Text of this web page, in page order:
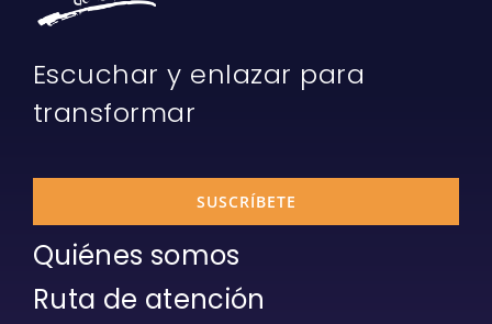
Escuchar y enlazar para
transformar
SUSCRÍBETE
Quiénes somos
Ruta de atención